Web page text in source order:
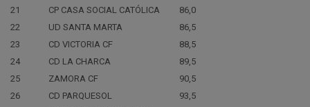
21
CP CASA SOCIAL CATÓLICA
86,0
22
UD SANTA MARTA
86,5
23
CD VICTORIA CF
88,5
24
CD LA CHARCA
89,5
25
ZAMORA CF
90,5
26
CD PARQUESOL 93,5